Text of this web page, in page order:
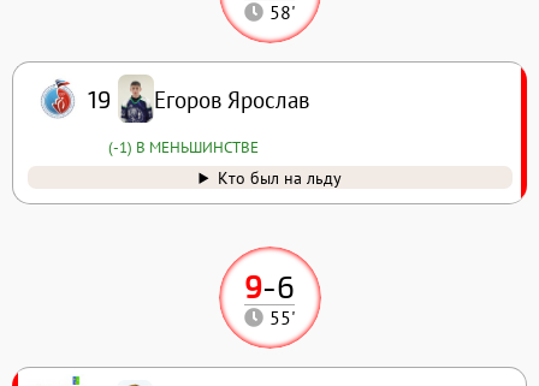
9-6
55'
58'
19 Егоров Ярослав
(-1) В МЕНЬШИНСТВЕ
Кто был на льду